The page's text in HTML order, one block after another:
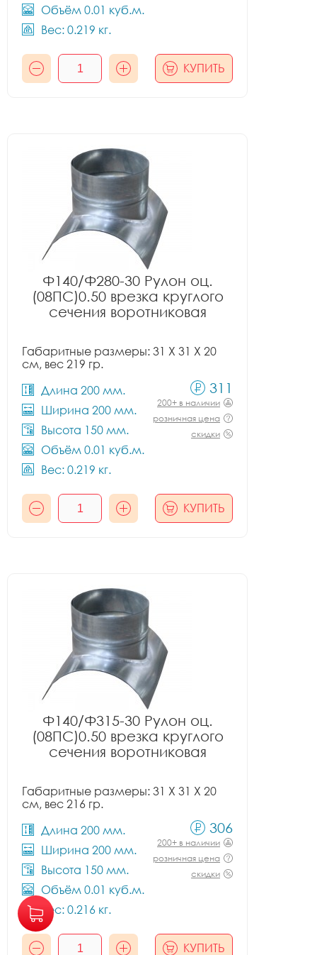
Объём 0.01 куб.м.
Вес: 0.219 кг.
КУПИТЬ
Ф140/Ф280-30 Рулон оц.
(08ПС)0.50 врезка круглого
сечения воротниковая
Габаритные размеры: 31 X 31 X 20
см, вес 219 гр.
Длина 200 мм.
Ширина 200 мм.
Высота 150 мм.
Объём 0.01 куб.м.
Вес: 0.219 кг.
311
200+ в наличии
розничная цена
скидки
КУПИТЬ
Ф140/Ф315-30 Рулон оц.
(08ПС)0.50 врезка круглого
сечения воротниковая
Габаритные размеры: 31 X 31 X 20
см, вес 216 гр.
Длина 200 мм.
Ширина 200 мм.
Высота 150 мм.
Объём 0.01 куб.м.
Вес: 0.216 кг.
306
200+ в наличии
розничная цена
скидки
КУПИТЬ